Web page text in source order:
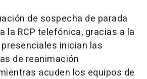
de sospecha de parada
la RCP telefónica, gracias a la
inician las
de reanimación
acuden los equipos de